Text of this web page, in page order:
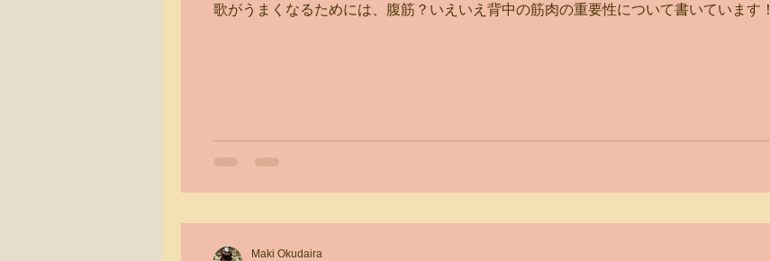
歌がうまくなるためには、腹筋？いえいえ背中の筋肉の重要性について書いています！
Maki Okudaira